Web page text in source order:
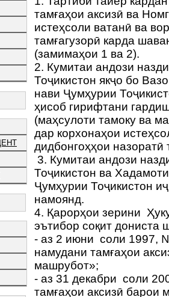
тамғаҳои аксизӣ ва
истеҳсоли ватанӣ ва
тамғагузорӣ карда
(замимаҳои 1 ва 2).
2. Кумитаи андози
Тоҷикистон якҷо бо
нави Ҷумҳурии
ҳисоб гирифтани
(маҳсулоти тамоку ва
дар корхонаҳои
дидбонгоҳҳои
3. Кумитаи андози
Тоҷикистон ва
Ҷумҳурии Тоҷикистон
намоянд.
4. Қарорҳои зерини
эътибор соқит дониста
- аз 2 июни соли 1997,
намудани тамғаҳои
машрубот»;
- аз 31 декабри соли
тамғаҳои аксизӣ барои